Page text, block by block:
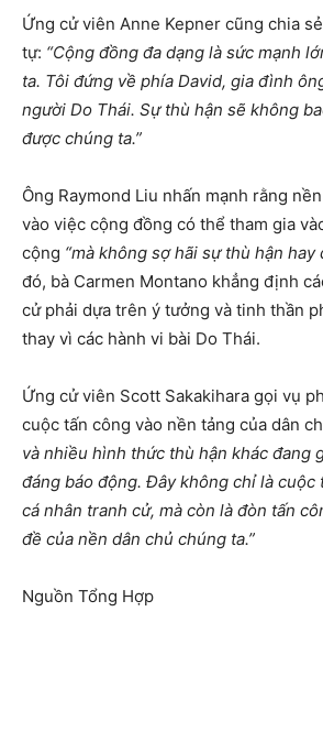
Ứng cử viên Anne Kepner cũng chia
tự: “Cộng đồng đa dạng là sức mạnh
ta. Tôi đứng về phía David, gia đình
người Do Thái. Sự thù hận sẽ không
được chúng ta.”
Ông Raymond Liu nhấn mạnh rằng
vào việc cộng đồng có thể tham gia
cộng “mà không sợ hãi sự thù hận hay
đó, bà Carmen Montano khẳng định
cử phải dựa trên ý tưởng và tinh thần
thay vì các hành vi bài Do Thái.
Ứng cử viên Scott Sakakihara gọi vụ
cuộc tấn công vào nền tảng của dân
và nhiều hình thức thù hận khác đang
đáng báo động. Đây không chỉ là cuộc
cá nhân tranh cử, mà còn là đòn tấn
đề của nền dân chủ chúng ta.”
Nguồn Tổng Hợp